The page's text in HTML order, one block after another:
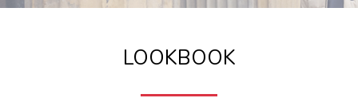
LOOKBOOK